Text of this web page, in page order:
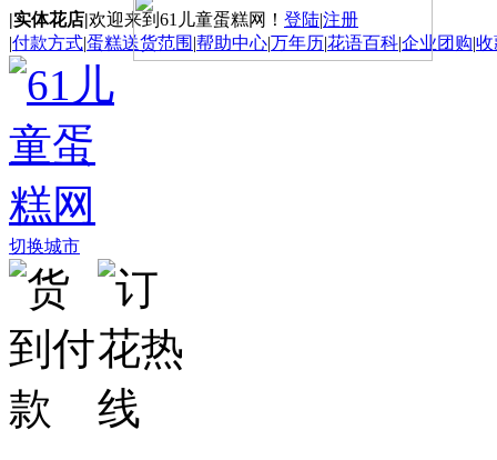
|实体花店|欢迎来到61儿童蛋糕网！ 登陆|注册
|付款方式|蛋糕送货范围 |帮助中心|万年历|花语百科|企业团购|收
切换城市